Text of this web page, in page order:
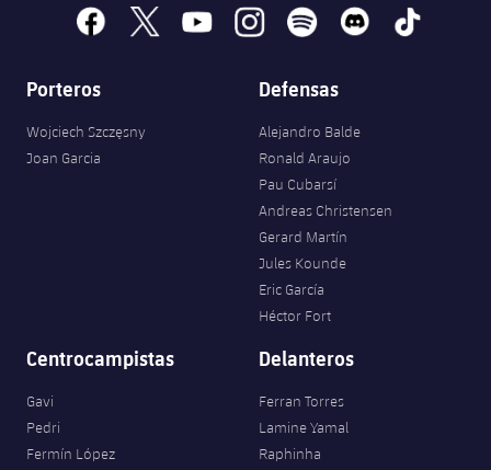
facebookx youtubeinstagramspotify discord tiktok
Porteros
Wojciech Szczęsny
Joan Garcia
Defensas
Alejandro Balde
Ronald Araujo
Pau Cubarsí
Andreas Christensen
Gerard Martín
Jules Kounde
Eric García
Héctor Fort
Centrocampistas
Gavi
Pedri
Fermín López
Delanteros
Ferran Torres
Lamine Yamal
Raphinha